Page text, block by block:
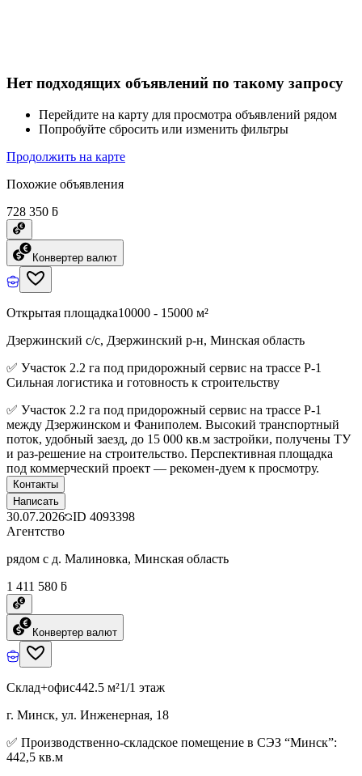
Нет подходящих объявлений по такому запросу
Перейдите на карту для просмотра объявлений рядом
Попробуйте сбросить или изменить фильтры
Продолжить на карте
Похожие объявления
728 350 ƃ
Конвертер валют
Открытая площадка10000 - 15000 м²
Дзержинский с/с, Дзержинский р-н, Минская область
✅ Участок 2.2 га под придорожный сервис на трассе Р-1
Сильная логистика и готовность к строительству
✅ Участок 2.2 га под придорожный сервис на трассе Р-1
между Дзержинском и Фаниполем. Высокий транспортный
поток, удобный заезд, до 15 000 кв.м застройки, получены ТУ
и раз-решение на строительство. Перспективная площадка
под коммерческий проект — рекомен-дуем к просмотру.
Контакты
Написать
30.07.2026 ID 4093398
Агентство
рядом с д. Малиновка, Минская область
1 411 580 ƃ
Конвертер валют
Склад+офис442.5 м²1/1 этаж
г. Минск, ул. Инженерная, 18
✅ Производственно-складское помещение в СЭЗ “Минск”:
442,5 кв.м